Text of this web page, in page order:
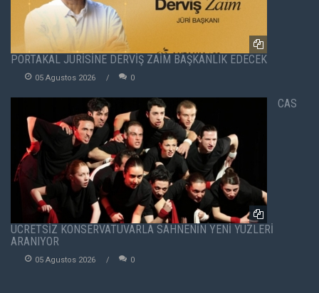
PORTAKAL JÜRİSİNE DERVİŞ ZAİM BAŞKANLIK EDECEK
05 Agustos 2026 0
CAS
ÜCRETSİZ KONSERVATUVARLA SAHNENİN YENİ YÜZLERİ
ARANIYOR
05 Agustos 2026 0